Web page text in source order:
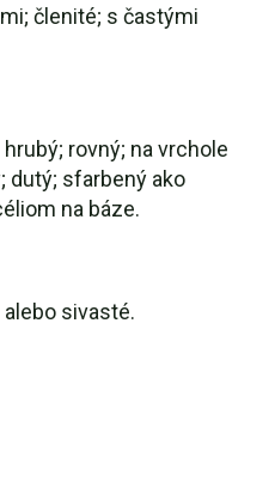
členité; s častými
rovný; na vrchole
dutý; sfarbený ako
na báze.
sivasté.